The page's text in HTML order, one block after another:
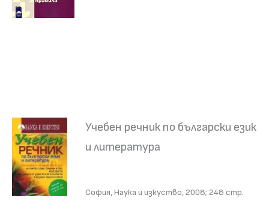
Учебен речник по български език
и литература
София, Наука и изкуство, 2008; 248 стр.